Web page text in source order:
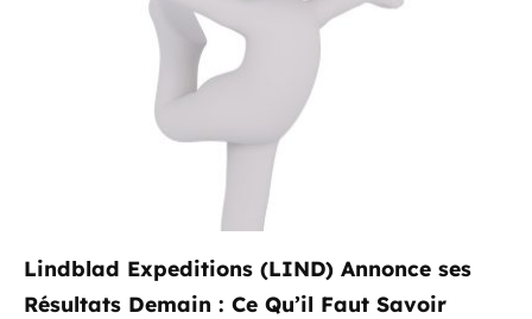
Lindblad Expeditions (LIND) Annonce ses
Résultats Demain : Ce Qu’il Faut Savoir